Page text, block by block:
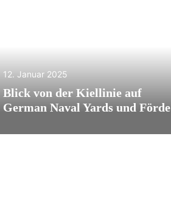
12. Januar 2025
Blick von der Kiellinie auf
German Naval Yards und Förde